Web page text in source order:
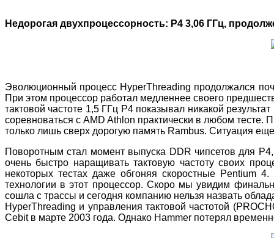
Недорогая двухпроцессорность: P4 3,06 ГГц,
Эволюционный процесс HyperThreading продолжался
При этом процессор работал медленнее своего
тактовой частоте 1,5 ГГц P4 показывал никакой
соревноваться с AMD Athlon практически в любом
только лишь сверх дорогую память Rambus. Ситуация
Поворотным стал момент выпуска DDR чипсетов для
очень быстро наращивать тактовую частоту своих
некоторых тестах даже обгоняя скоростные Pentium
технологии в этот процессор. Скоро мы увидим
сошла с трассы и сегодня компанию нельзя назвать
HyperThreading и управления тактовой частотой
Cebit в марте 2003 года. Однако Hammer потерял